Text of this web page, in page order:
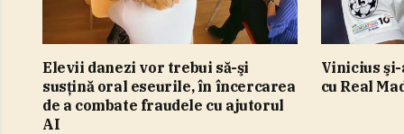
Elevii danezi vor trebui să-şi
susţină oral eseurile, în încercarea
de a combate fraudele cu ajutorul
AI
Vinicius
cu Real